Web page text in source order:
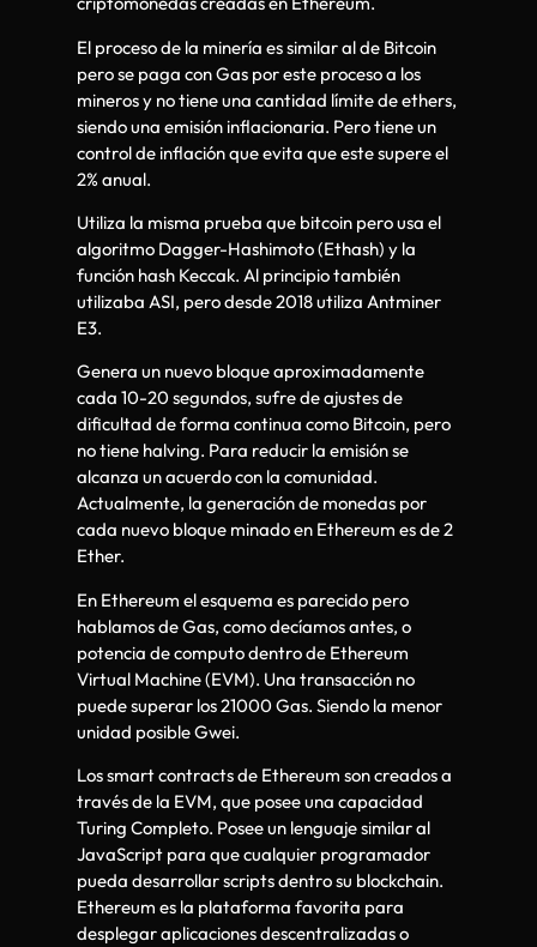
El proceso de la minería es similar al de Bitcoin
pero se paga con Gas por este proceso a los
mineros y no tiene una cantidad límite de ethers,
siendo una emisión inflacionaria. Pero tiene un
control de inflación que evita que este supere el
2% anual.
Utiliza la misma prueba que bitcoin pero usa el
algoritmo Dagger-Hashimoto (Ethash) y la
función hash Keccak. Al principio también
utilizaba ASI, pero desde 2018 utiliza Antminer
E3.
Genera un nuevo bloque aproximadamente
cada 10-20 segundos, sufre de ajustes de
dificultad de forma continua como Bitcoin, pero
no tiene halving. Para reducir la emisión se
alcanza un acuerdo con la comunidad.
Actualmente, la generación de monedas por
cada nuevo bloque minado en Ethereum es de 2
Ether.
En Ethereum el esquema es parecido pero
hablamos de Gas, como decíamos antes, o
potencia de computo dentro de Ethereum
Virtual Machine (EVM). Una transacción no
puede superar los 21000 Gas. Siendo la menor
unidad posible Gwei.
Los smart contracts de Ethereum son creados a
través de la EVM, que posee una capacidad
Turing Completo. Posee un lenguaje similar al
JavaScript para que cualquier programador
pueda desarrollar scripts dentro su blockchain.
Ethereum es la plataforma favorita para
desplegar aplicaciones descentralizadas o